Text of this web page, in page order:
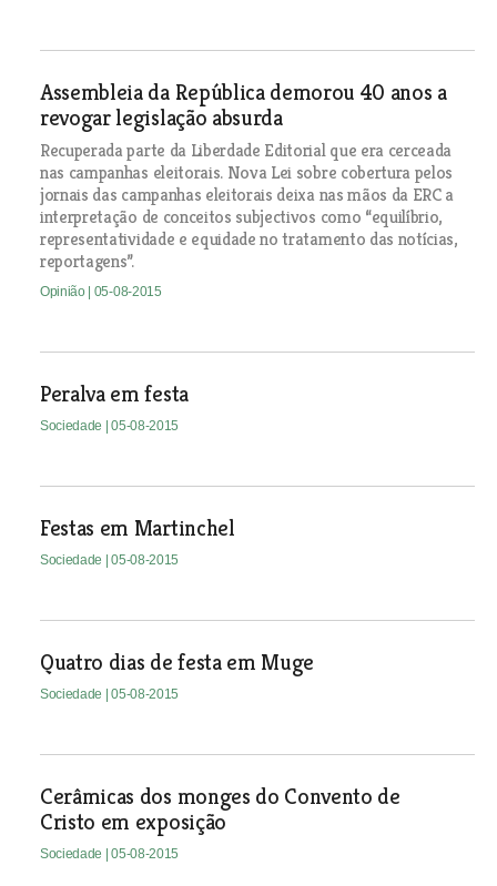
Assembleia da República demorou 40 anos a
revogar legislação absurda
Recuperada parte da Liberdade Editorial que era cerceada
nas campanhas eleitorais. Nova Lei sobre cobertura pelos
jornais das campanhas eleitorais deixa nas mãos da ERC a
interpretação de conceitos subjectivos como “equilíbrio,
representatividade e equidade no tratamento das notícias,
reportagens”.
Opinião | 05-08-2015
Peralva em festa
Sociedade | 05-08-2015
Festas em Martinchel
Sociedade | 05-08-2015
Quatro dias de festa em Muge
Sociedade | 05-08-2015
Cerâmicas dos monges do Convento de
Cristo em exposição
Sociedade | 05-08-2015